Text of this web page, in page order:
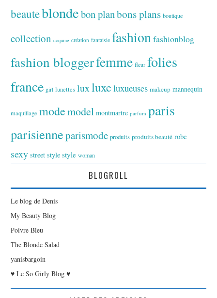
beauteblondebon planbons plans boutique
collection coquine création fantaisie fashionfashionblog
fashion bloggerfemme fleur folies
france girl lunettes luxluxeluxueuses makeup mannequin
maquillage modemodel montmartre parfum paris
parisienneparismode produits produits beauté robe
sexy street style style woman
BLOGROLL
Le blog de Denis
My Beauty Blog
Poivre Bleu
The Blonde Salad
yanisbargoin
♥ Le So Girly Blog ♥